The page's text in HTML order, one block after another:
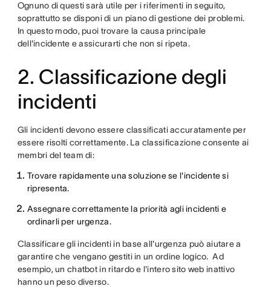
Ognuno di questi sarà utile per i riferimenti in seguito,
soprattutto se disponi di un piano di gestione dei problemi.
In questo modo, puoi trovare la causa principale
dell'incidente e assicurarti che non si ripeta.
2. Classificazione degli
incidenti
Gli incidenti devono essere classificati accuratamente per
essere risolti correttamente. La classificazione consente ai
membri del team di:
Trovare rapidamente una soluzione se l'incidente si
ripresenta.
Assegnare correttamente la priorità agli incidenti e
ordinarli per urgenza.
Classificare gli incidenti in base all'urgenza può aiutare a
garantire che vengano gestiti in un ordine logico. Ad
esempio, un chatbot in ritardo e l'intero sito web inattivo
hanno un peso diverso.